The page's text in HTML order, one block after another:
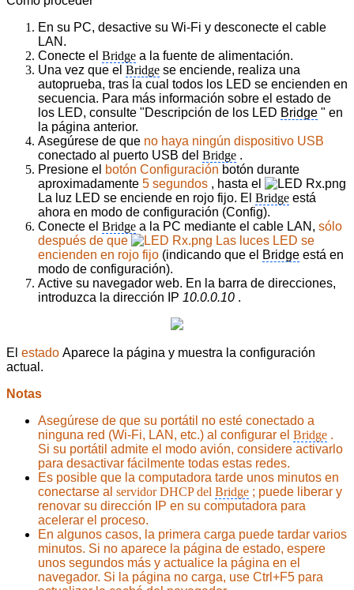
En su PC, desactive su Wi-Fi y desconecte el cable
LAN.
Conecte el Bridge a la fuente de alimentación.
Una vez que el Bridge se enciende, realiza una
autoprueba, tras la cual todos los LED se encienden en
secuencia. Para más información sobre el estado de
los LED, consulte "Descripción de los LED Bridge " en
la página anterior.
Asegúrese de que no haya ningún dispositivo USB
conectado al puerto USB del Bridge .
Presione el botón Configuración botón durante
aproximadamente 5 segundos , hasta el
La luz LED se enciende en rojo fijo. El Bridge está
ahora en modo de configuración (Config).
Conecte el Bridge a la PC mediante el cable LAN, sólo
después de que
Las luces LED se
encienden en rojo fijo (indicando que el Bridge está en
modo de configuración).
Active su navegador web. En la barra de direcciones,
introduzca la dirección IP 10.0.0.10 .
El estado Aparece la página y muestra la configuración
actual.
Notas
Asegúrese de que su portátil no esté conectado a
ninguna red (Wi-Fi, LAN, etc.) al configurar el Bridge .
Si su portátil admite el modo avión, considere activarlo
para desactivar fácilmente todas estas redes.
Es posible que la computadora tarde unos minutos en
conectarse al servidor DHCP del Bridge ; puede liberar y
renovar su dirección IP en su computadora para
acelerar el proceso.
En algunos casos, la primera carga puede tardar varios
minutos. Si no aparece la página de estado, espere
unos segundos más y actualice la página en el
navegador. Si la página no carga, use Ctrl+F5 para